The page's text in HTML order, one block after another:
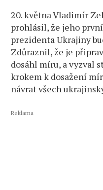
20. května Vladimír
prohlásil, že jeho
prezidenta Ukrajiny
Zdůraznil, že je
dosáhl míru, a vyzval
krokem k dosažení
návrat všech
Reklama